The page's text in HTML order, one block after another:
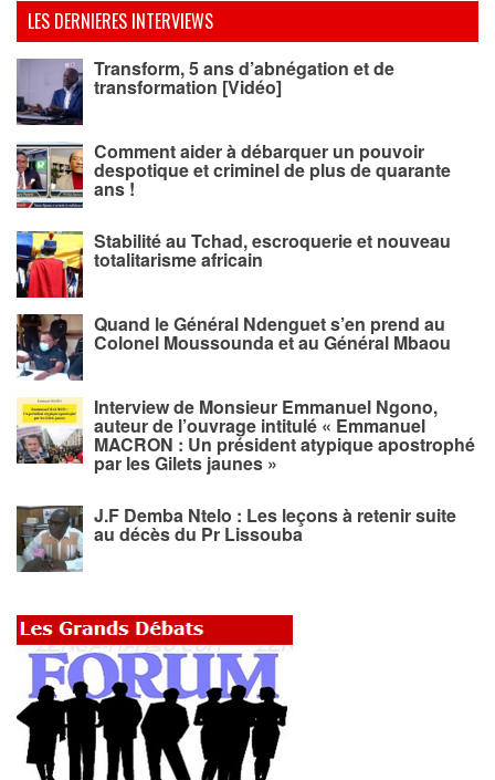
LES DERNIERES INTERVIEWS
Transform, 5 ans d’abnégation et de
transformation [Vidéo]
Comment aider à débarquer un pouvoir
despotique et criminel de plus de quarante
ans !
Stabilité au Tchad, escroquerie et nouveau
totalitarisme africain
Quand le Général Ndenguet s’en prend au
Colonel Moussounda et au Général Mbaou
Interview de Monsieur Emmanuel Ngono,
auteur de l’ouvrage intitulé « Emmanuel
MACRON : Un président atypique apostrophé
par les Gilets jaunes »
J.F Demba Ntelo : Les leçons à retenir suite
au décès du Pr Lissouba